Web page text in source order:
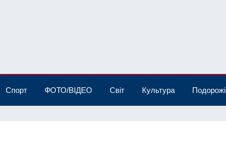
Спорт ФОТО/ВІДЕО Світ Культура Подорожі